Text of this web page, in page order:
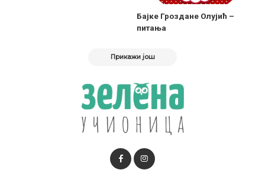
Бајке Гроздане Олујић –
питања
Прикажи још